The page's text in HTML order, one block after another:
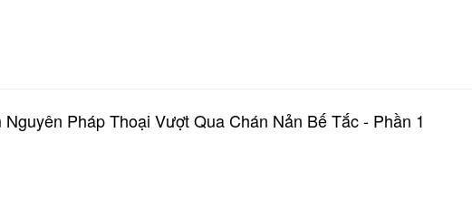
Pháp Thoại Vượt Qua Chán Nản Bế Tắc - Phần 1